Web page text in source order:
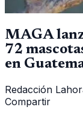
MAGA
72
en
Redacción
Compartir